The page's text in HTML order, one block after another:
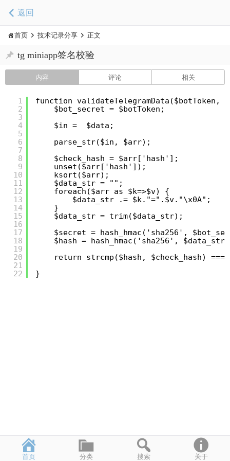
返回
首页 技术记录分享 正文
tg miniapp签名校验
内容 评论 相关
1
2
3
4
5
6
7
8
9
10
11
12
13
14
15
16
17
18
19
20
21
22
function
$bot_secret = $botToken;
$in =  $data;
parse_str($in, $arr);
$check_hash = $arr['hash'];
unset($arr['hash']);
ksort($arr);
$data_str = "";
foreach($arr as $k=>$v) {
$data_str .= $k."=".$v."\x0A";
}
$data_str = trim($data_str);
$secret = hash_hmac('sha256',
$hash = hash_hmac('sha256',
return strcmp($hash, $check_hash) ===
}
首页 分类 搜索 关于